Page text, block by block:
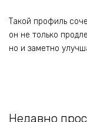
Такой профиль
он не только
но и заметно
Недавно